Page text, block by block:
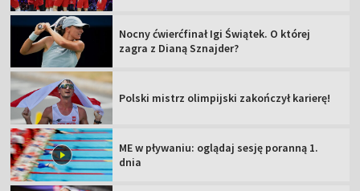
Nocny ćwierćfinał Igi Świątek. O której
zagra z Dianą Sznajder?
Polski mistrz olimpijski zakończył karierę!
ME w pływaniu: oglądaj sesję poranną 1.
dnia